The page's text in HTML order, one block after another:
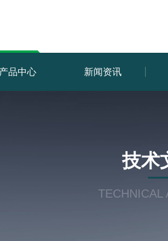
产品中心 新闻资讯
技术
TECHNICAL